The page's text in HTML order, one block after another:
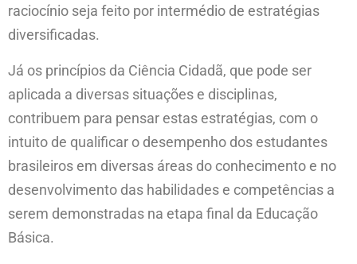
raciocínio seja feito por intermédio de estratégias
diversificadas.
Já os princípios da Ciência Cidadã, que pode ser
aplicada a diversas situações e disciplinas,
contribuem para pensar estas estratégias, com o
intuito de qualificar o desempenho dos estudantes
brasileiros em diversas áreas do conhecimento e no
desenvolvimento das habilidades e competências a
serem demonstradas na etapa final da Educação
Básica.